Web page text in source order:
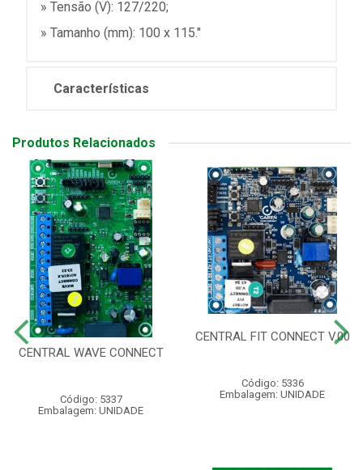
» Tensão (V): 127/220;
» Tamanho (mm): 100 x 115."
Características
Produtos Relacionados
CENTRAL WAVE CONNECT
Código: 5337
Embalagem: UNIDADE
CENTRAL FIT CONNECT V.00
Código: 5336
Embalagem: UNIDADE